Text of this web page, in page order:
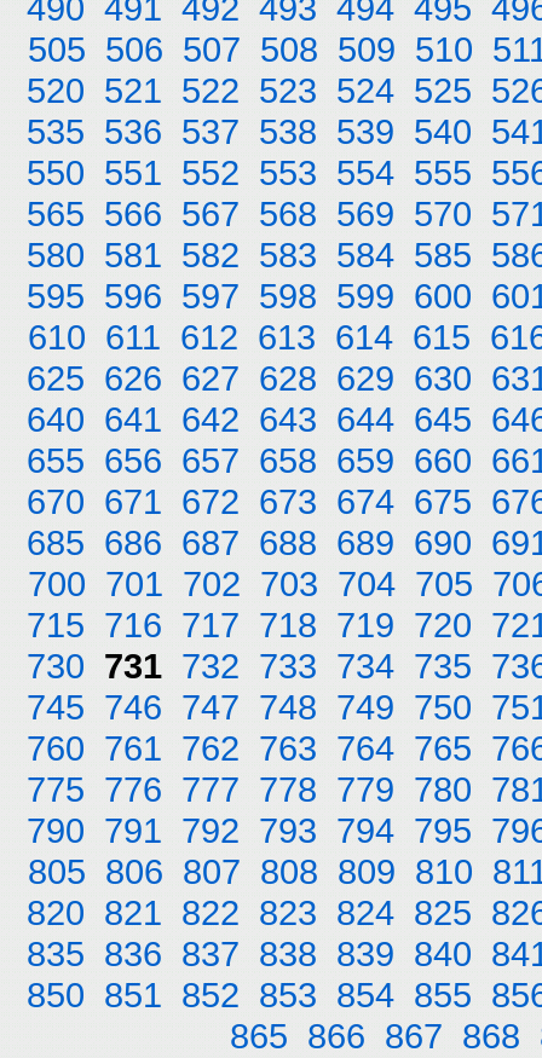
490 491 492 493 494 495
505 506 507 508 509 510
520 521 522 523 524 525
535 536 537 538 539 540
550 551 552 553 554 555
565 566 567 568 569 570
580 581 582 583 584 585
595 596 597 598 599 600
610 611 612 613 614 615
625 626 627 628 629 630
640 641 642 643 644 645
655 656 657 658 659 660
670 671 672 673 674 675
685 686 687 688 689 690
700 701 702 703 704 705
715 716 717 718 719 720
730 731 732 733 734 735
745 746 747 748 749 750
760 761 762 763 764 765
775 776 777 778 779 780
790 791 792 793 794 795
805 806 807 808 809 810
820 821 822 823 824 825
835 836 837 838 839 840
850 851 852 853 854 855
865 866 867 868